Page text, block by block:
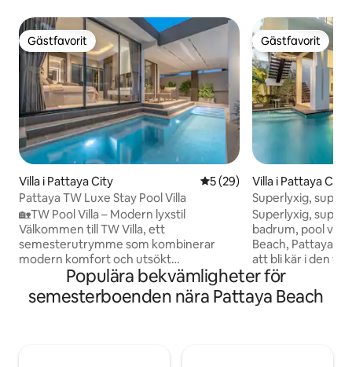
Gästfavorit
Gästfavorit
Villa i Pattaya City 5 av 5 i genomsnittligt
5 (29)
Pattaya TW Luxe Stay Pool Villa
🏡TW Pool Villa – Modern lyxstil
Välkommen till TW Villa, ett
semesterutrymme som kombinerar
modern komfort och utsökt
design.Oavsett om det är en
familjeåterförening eller en
sammankomst av vänner kan du ha en
Gästfavorit
Gästfavorit
Villa i Pattaya City
Superlyxig,
med 4 sovrum, 5
Zhongtian Beach i
sovrum har eget
Superlyxig,
badrum, pool
Beach, Pattaya,
att bli kär i den
gården är fylld
kokospalmer,
blommor
Populära bekvämligheter för
semesterboenden nära Pattaya Beach